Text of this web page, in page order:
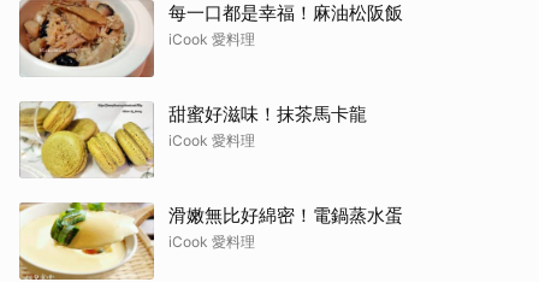
每一口都是幸福！麻油松阪飯
iCook 愛料理
甜蜜好滋味！抹茶馬卡龍
iCook 愛料理
滑嫩無比好綿密！電鍋蒸水蛋
iCook 愛料理